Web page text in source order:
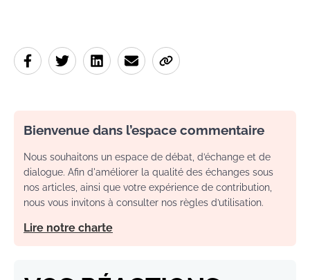
Bienvenue dans l’espace commentaire
Nous souhaitons un espace de débat, d’échange et de
dialogue. Afin d'améliorer la qualité des échanges sous
nos articles, ainsi que votre expérience de contribution,
nous vous invitons à consulter nos règles d’utilisation.
Lire notre charte